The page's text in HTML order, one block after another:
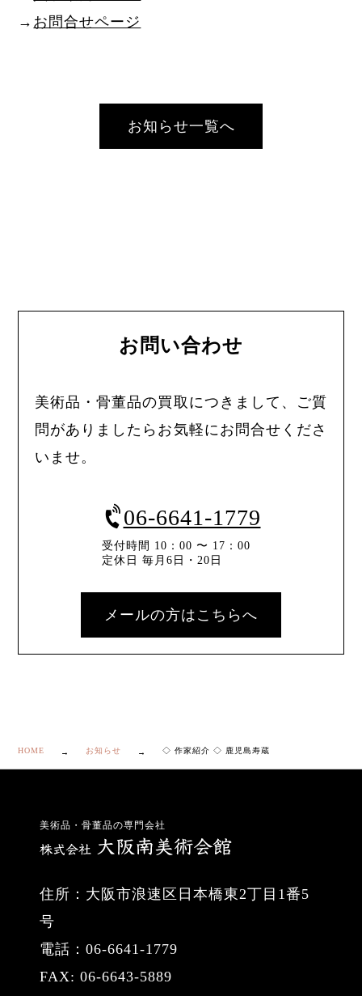
→ お問合せページ
お知らせ一覧へ
お問い合わせ
美術品・骨董品の買取につきまして、ご質
問がありましたらお気軽にお問合せくださ
いませ。
06-6641-1779
受付時間 10：00 〜 17：00
定休日 毎月6日・20日
メールの方はこちらへ
HOME お知らせ ◇ 作家紹介 ◇ 鹿児島寿蔵
美術品・骨董品の専門会社
住所：大阪市浪速区日本橋東2丁目1番5
号
電話：06-6641-1779
FAX: 06-6643-5889